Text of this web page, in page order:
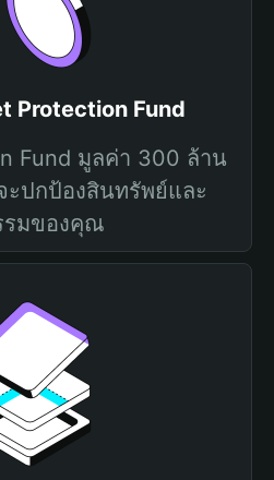
Protection Fund
Fund มูลค่า 300 ล้าน
ะปกป้องสินทรัพย์และ
รมของคุณ